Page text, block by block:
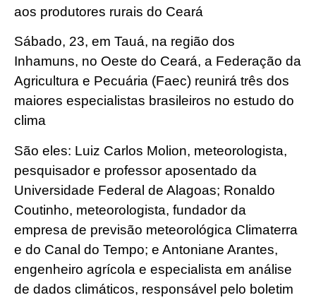
aos produtores rurais do Ceará
Sábado, 23, em Tauá, na região dos
Inhamuns, no Oeste do Ceará, a Federação da
Agricultura e Pecuária (Faec) reunirá três dos
maiores especialistas brasileiros no estudo do
clima
São eles: Luiz Carlos Molion, meteorologista,
pesquisador e professor aposentado da
Universidade Federal de Alagoas; Ronaldo
Coutinho, meteorologista, fundador da
empresa de previsão meteorológica Climaterra
e do Canal do Tempo; e Antoniane Arantes,
engenheiro agrícola e especialista em análise
de dados climáticos, responsável pelo boletim